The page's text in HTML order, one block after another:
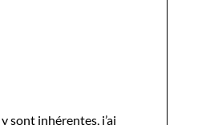
sont inhérentes, j’ai